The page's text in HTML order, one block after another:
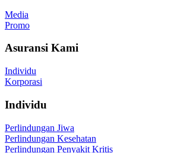
Media
Promo
Asuransi Kami
Individu
Korporasi
Individu
Perlindungan Jiwa
Perlindungan Kesehatan
Perlindungan Penyakit Kritis